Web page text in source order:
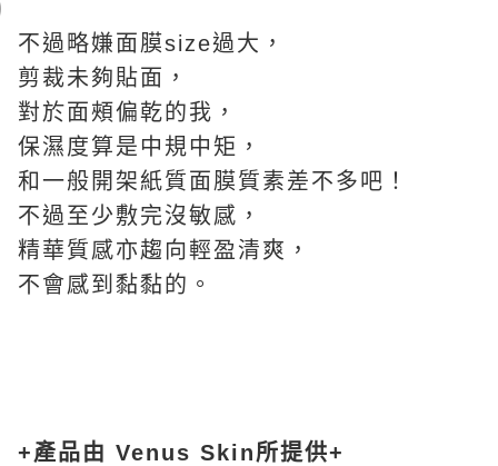
不過略嫌面膜size過大，
剪裁未夠貼面，
對於面頰偏乾的我，
保濕度算是中規中矩，
和一般開架紙質面膜質素差不多吧！
不過至少敷完沒敏感，
精華質感亦趨向輕盈清爽，
不會感到黏黏的。
+產品由 Venus Skin所提供+